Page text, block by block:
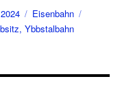
Kategorien
Eisenbahn
,Ybbstalbahn